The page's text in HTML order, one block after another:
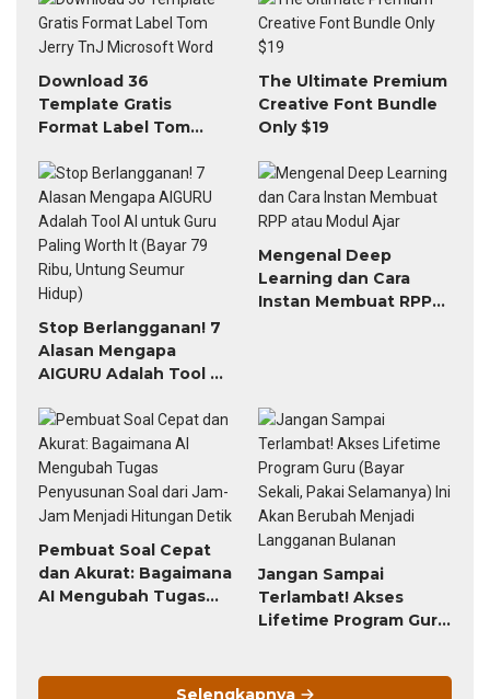
Download 36
Template Gratis
Format Label Tom
Word
The Ultimate Premium
Creative Font Bundle
Only $19
Stop Berlangganan! 7
Alasan Mengapa
AIGURU Adalah Tool AI
Worth It (Bayar 79
Ribu, Untung Seumur
Hidup)
Mengenal Deep
Learning dan Cara
Instan Membuat RPP
Pembuat Soal Cepat
dan Akurat: Bagaimana
AI Mengubah Tugas
Jangan Sampai
Terlambat! Akses
Lifetime Program Guru
Berubah Menjadi
Selengkapnya